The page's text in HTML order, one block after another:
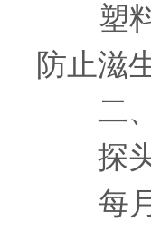
塑料
防止滋
二、
探头
每月